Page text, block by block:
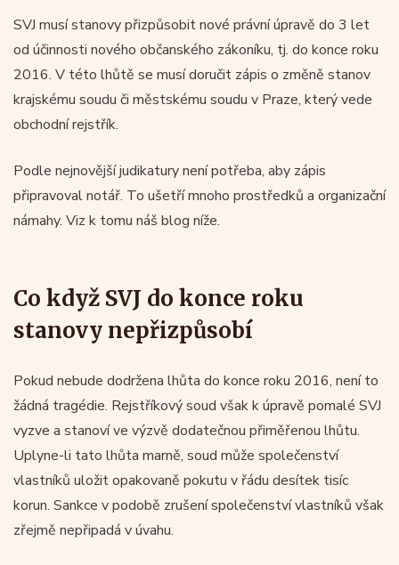
SVJ musí stanovy přizpůsobit nové právní úpravě do 3 let
od účinnosti nového občanského zákoníku, tj. do konce roku
2016. V této lhůtě se musí doručit zápis o změně stanov
krajskému soudu či městskému soudu v Praze, který vede
obchodní rejstřík.
Podle nejnovější judikatury není potřeba, aby zápis
připravoval notář. To ušetří mnoho prostředků a organizační
námahy. Viz k tomu náš blog níže.
Co když SVJ do konce roku
stanovy nepřizpůsobí
Pokud nebude dodržena lhůta do konce roku 2016, není to
žádná tragédie. Rejstříkový soud však k úpravě pomalé SVJ
vyzve a stanoví ve výzvě dodatečnou přiměřenou lhůtu.
Uplyne-li tato lhůta marně, soud může společenství
vlastníků uložit opakovaně pokutu v řádu desítek tisíc
korun. Sankce v podobě zrušení společenství vlastníků však
zřejmě nepřipadá v úvahu.